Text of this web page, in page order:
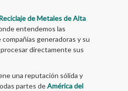
de Metales de Alta
entendemos las
generadoras y su
directamente sus
una reputación sólida y
partes deAmérica del